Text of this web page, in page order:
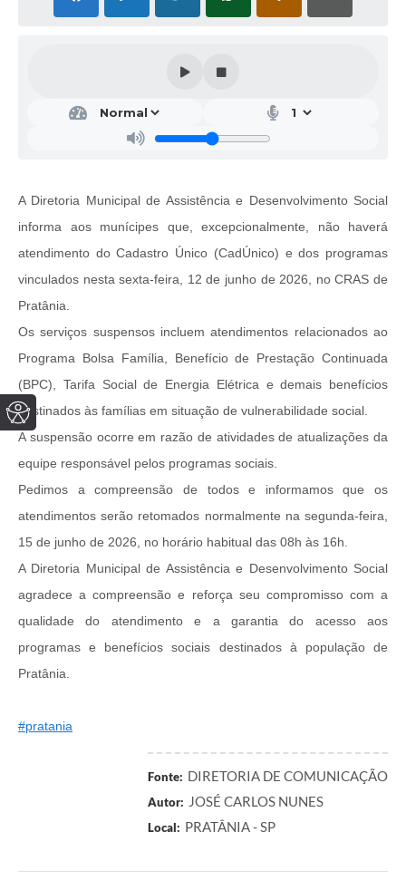
A Diretoria Municipal de Assistência e Desenvolvimento Social
informa aos munícipes que, excepcionalmente, não haverá
atendimento do Cadastro Único (CadÚnico) e dos programas
vinculados nesta sexta-feira, 12 de junho de 2026, no CRAS de
Pratânia.
Os serviços suspensos incluem atendimentos relacionados ao
Programa Bolsa Família, Benefício de Prestação Continuada
(BPC), Tarifa Social de Energia Elétrica e demais benefícios
destinados às famílias em situação de vulnerabilidade social.
A suspensão ocorre em razão de atividades de atualizações da
equipe responsável pelos programas sociais.
Pedimos a compreensão de todos e informamos que os
atendimentos serão retomados normalmente na segunda-feira,
15 de junho de 2026, no horário habitual das 08h às 16h.
A Diretoria Municipal de Assistência e Desenvolvimento Social
agradece a compreensão e reforça seu compromisso com a
qualidade do atendimento e a garantia do acesso aos
programas e benefícios sociais destinados à população de
Pratânia.
#pratania
Fonte: DIRETORIA DE COMUNICAÇÃO
Autor: JOSÉ CARLOS NUNES
Local: PRATÂNIA - SP